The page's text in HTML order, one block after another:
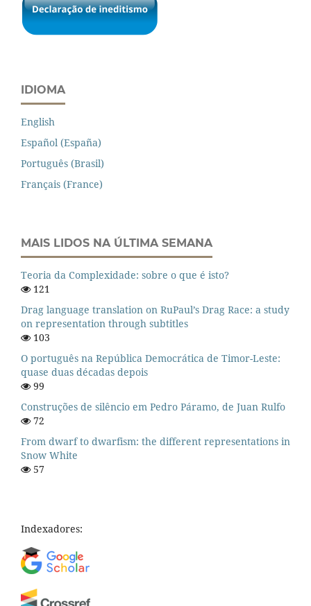
IDIOMA
English
Español (España)
Português (Brasil)
Français (France)
MAIS LIDOS NA ÚLTIMA SEMANA
Teoria da Complexidade: sobre o que é isto?
121
Drag language translation on RuPaul’s Drag Race: a study
on representation through subtitles
103
O português na República Democrática de Timor-Leste:
quase duas décadas depois
99
Construções de silêncio em Pedro Páramo, de Juan Rulfo
72
From dwarf to dwarfism: the different representations in
Snow White
57
Indexadores: